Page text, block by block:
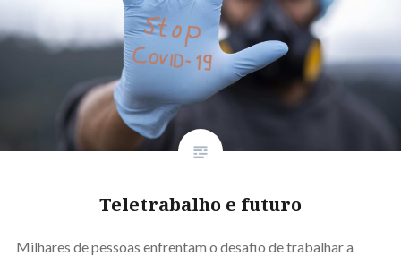
Teletrabalho e futuro
Milhares de pessoas enfrentam o desafio de trabalhar a